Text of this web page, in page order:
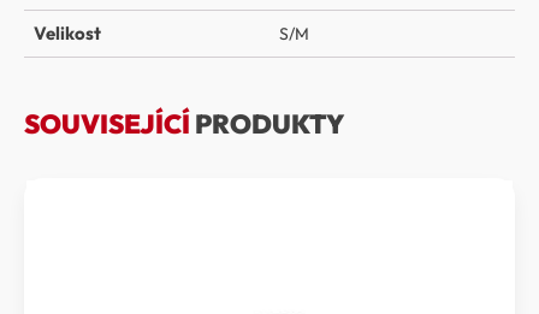
Velikost S/M
SOUVISEJÍCÍ PRODUKTY